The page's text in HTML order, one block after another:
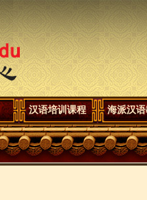
汉语培训课程 海派汉